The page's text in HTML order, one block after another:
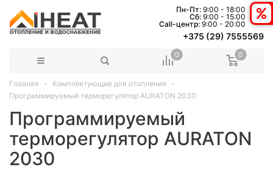
Пн-Пт: 9:00 - 18:00
Сб: 9:00 - 15:00
Сall-центр: 9:00 - 20:00
+375 (29) 7555569
0 0
Главная
Комплектующие для отопления
Программируемый терморегулятор AURATON 2030
Программируемый
терморегулятор AURATON
2030